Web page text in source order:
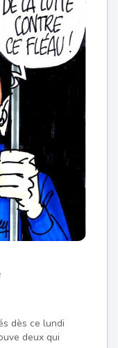
dès ce lundi
deux qui